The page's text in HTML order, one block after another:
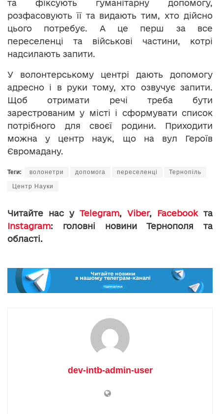
та фіксують гуманітарну допомогу,
розфасовують її та видають тим, хто дійсно
цього потребує. А це перш за все
переселенці та військові частини, котрі
надсилають запити.
У волонтерському центрі дають допомогу
адресно і в руки тому, хто озвучує запити.
Щоб отримати речі треба бути
зарестрованим у місті і сформувати список
потрібного для своєї родини. Приходити
можна у центр наук, що на вул Героїв
Євромадану.
Теги: волонетри допомога переселенці Тернопіль
Центр Науки
Читайте нас у Telegram, Viber, Facebookта
Instagram: головні новини Тернополя та
області.
dev-intb-admin-user